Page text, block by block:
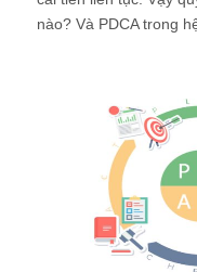
nào? Và PDCA trong